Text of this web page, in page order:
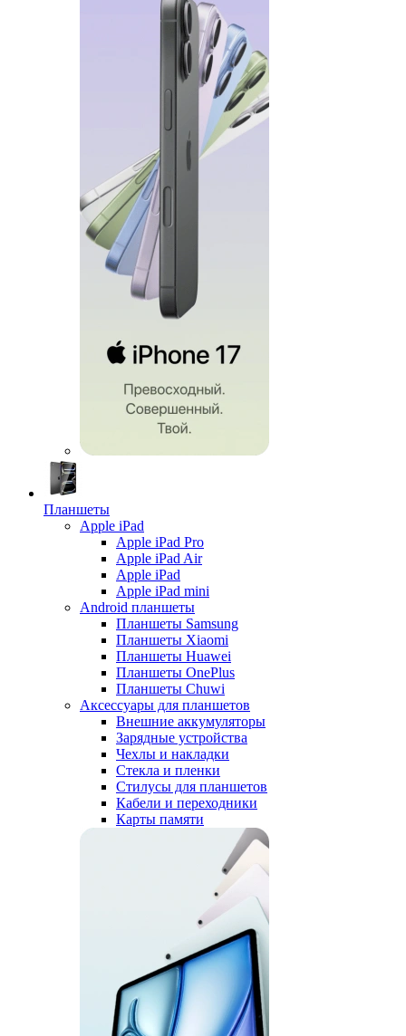
Планшеты
Apple iPad
Apple iPad Pro
Apple iPad Air
Apple iPad
Apple iPad mini
Android планшеты
Планшеты Samsung
Планшеты Xiaomi
Планшеты Huawei
Планшеты OnePlus
Планшеты Chuwi
Аксессуары для планшетов
Внешние аккумуляторы
Зарядные устройства
Чехлы и накладки
Стекла и пленки
Стилусы для планшетов
Кабели и переходники
Карты памяти